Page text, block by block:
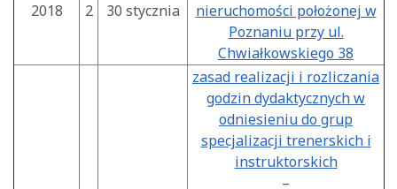
2018 2 30 stycznia
nieruchomości położonej w
Poznaniu przy ul.
Chwiałkowskiego 38
zasad realizacji i rozliczania
godzin dydaktycznych w
odniesieniu do grup
specjalizacji trenerskich i
instruktorskich
–